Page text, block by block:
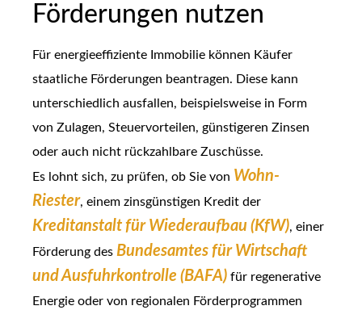
Förderungen nutzen
Für energieeffiziente Immobilie können Käufer
staatliche Förderungen beantragen. Diese kann
unterschiedlich ausfallen, beispielsweise in Form
von Zulagen, Steuervorteilen, günstigeren Zinsen
oder auch nicht rückzahlbare Zuschüsse.
Es lohnt sich, zu prüfen, ob Sie von Wohn-
Riester, einem zinsgünstigen Kredit der
Kreditanstalt für Wiederaufbau (KfW), einer
Förderung des Bundesamtes für Wirtschaft
und Ausfuhrkontrolle (BAFA) für regenerative
Energie oder von regionalen Förderprogrammen